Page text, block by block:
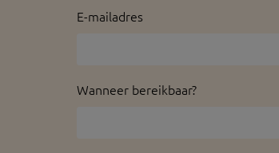
E-mailadres
Wanneer bereikbaar?